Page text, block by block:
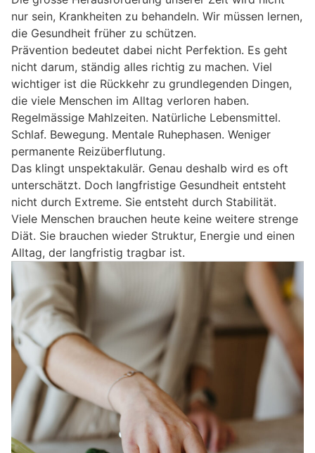
nur sein, Krankheiten zu behandeln. Wir müssen lernen,
die Gesundheit früher zu schützen.
Prävention bedeutet dabei nicht Perfektion. Es geht
nicht darum, ständig alles richtig zu machen. Viel
wichtiger ist die Rückkehr zu grundlegenden Dingen,
die viele Menschen im Alltag verloren haben.
Regelmässige Mahlzeiten. Natürliche Lebensmittel.
Schlaf. Bewegung. Mentale Ruhephasen. Weniger
permanente Reizüberflutung.
Das klingt unspektakulär. Genau deshalb wird es oft
unterschätzt. Doch langfristige Gesundheit entsteht
nicht durch Extreme. Sie entsteht durch Stabilität.
Viele Menschen brauchen heute keine weitere strenge
Diät. Sie brauchen wieder Struktur, Energie und einen
Alltag, der langfristig tragbar ist.